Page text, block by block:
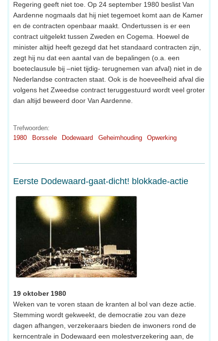
Regering geeft niet toe. Op 24 september 1980 beslist Van
Aardenne nogmaals dat hij niet tegemoet komt aan de Kamer
en de contracten openbaar maakt. Ondertussen is er een
contract uitgelekt tussen Zweden en Cogema. Hoewel de
minister altijd heeft gezegd dat het standaard contracten zijn,
zegt hij nu dat een aantal van de bepalingen (o.a. een
boeteclausule bij –niet tijdig- terugnemen van afval) niet in de
Nederlandse contracten staat. Ook is de hoeveelheid afval die
volgens het Zweedse contract teruggestuurd wordt veel groter
dan altijd beweerd door Van Aardenne.
Trefwoorden:
1980
Borssele Dodewaard Geheimhouding Opwerking
Eerste Dodewaard-gaat-dicht! blokkade-actie
19 oktober 1980
Weken van te voren staan de kranten al bol van deze actie.
Stemming wordt gekweekt, de democratie zou van deze
dagen afhangen, verzekeraars bieden de inwoners rond de
kerncentrale in Dodewaard een molestverzekering aan, de